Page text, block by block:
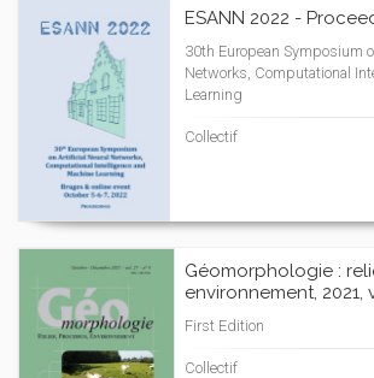
ESANN 2022 -
30th European Symposium
Networks, Computational
Learning
Collectif
Géomorphologie :
environnement, 2021,
First Edition
Collectif